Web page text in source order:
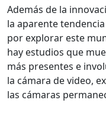
Además de la
la aparente
por explorar este
hay estudios que
más presentes e
la cámara de video,
las cámaras